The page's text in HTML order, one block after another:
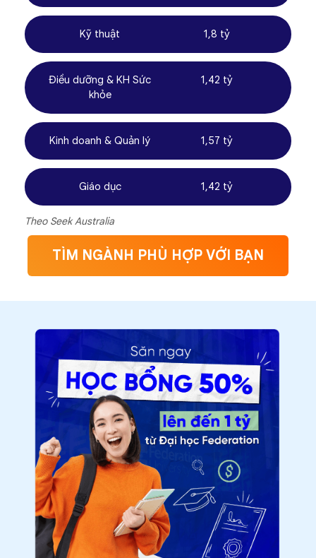
Kỹ thuật 1,8 tỷ
Điều dưỡng & KH Sức
khỏe
1,42 tỷ
Kinh doanh & Quản lý 1,57 tỷ
Giáo dục 1,42 tỷ
Theo Seek Australia
TÌM NGÀNH PHÙ HỢP VỚI BẠN